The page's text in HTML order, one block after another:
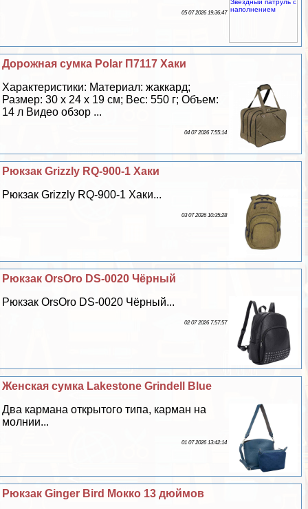
05 07 2026 19:36:47
Дорожная сумка Polar П7117 Хаки
Хаpaктеристики: Материал: жаккард;
Размер: 30 х 24 х 19 см; Вес: 550 г; Объем:
14 л Видео обзор ...
04 07 2026 7:55:14
Рюкзак Grizzly RQ-900-1 Хаки
Рюкзак Grizzly RQ-900-1 Хаки...
03 07 2026 10:35:28
Рюкзак OrsOro DS-0020 Чёрный
Рюкзак OrsOro DS-0020 Чёрный...
02 07 2026 7:57:57
Женская сумка Lakestone Grindell Blue
Два кармана открытого типа, карман на
молнии...
01 07 2026 13:42:14
Рюкзак Ginger Bird Мокко 13 дюймов